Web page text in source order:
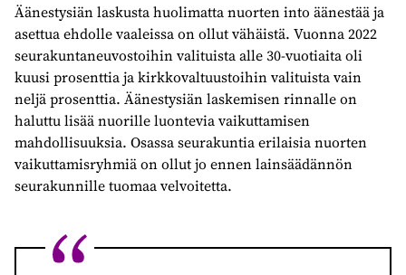
Äänestysiän laskusta huolimatta nuorten into äänestää ja
asettua ehdolle vaaleissa on ollut vähäistä. Vuonna 2022
seurakuntaneuvostoihin valituista alle 30-vuotiaita oli
kuusi prosenttia ja kirkkovaltuustoihin valituista vain
neljä prosenttia. Äänestysiän laskemisen rinnalle on
haluttu lisää nuorille luontevia vaikuttamisen
mahdollisuuksia. Osassa seurakuntia erilaisia nuorten
vaikuttamisryhmiä on ollut jo ennen lainsäädännön
seurakunnille tuomaa velvoitetta.